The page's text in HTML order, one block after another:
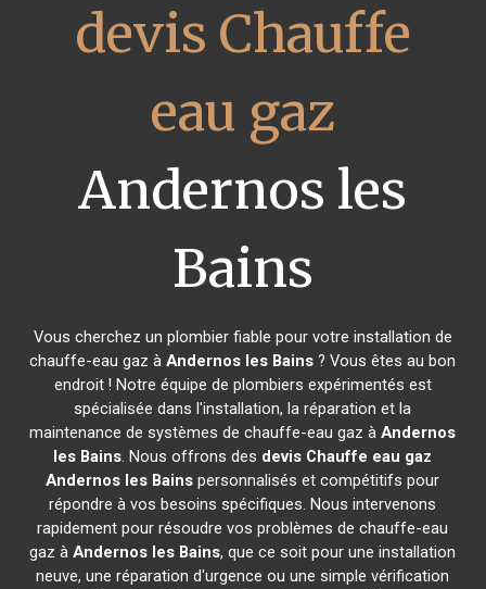
devis Chauffe
eau gaz
Andernos les
Bains
Vous cherchez un plombier fiable pour votre installation de
chauffe-eau gaz àAndernos les Bains ? Vous êtes au bon
endroit ! Notre équipe de plombiers expérimentés est
spécialisée dans l'installation, la réparation et la
maintenance de systèmes de chauffe-eau gaz àAndernos
les Bains. Nous offrons des devis Chauffe eau gaz
Andernos les Bains personnalisés et compétitifs pour
répondre à vos besoins spécifiques. Nous intervenons
rapidement pour résoudre vos problèmes de chauffe-eau
gaz àAndernos les Bains, que ce soit pour une installation
neuve, une réparation d'urgence ou une simple vérification